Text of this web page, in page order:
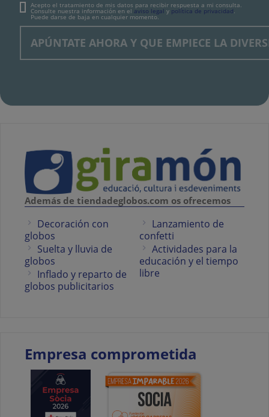
Acepto el tratamiento de mis datos para recibir respuesta a mi consulta.
Consulte nuestra información en el aviso legal y política de privacidad.
Puede darse de baja en cualquier momento.
Además de tiendadeglobos.com os ofrecemos
Decoración con
globos
Suelta y lluvia de
globos
Inflado y reparto de
globos publicitarios
Lanzamiento de
confetti
Actividades para la
educación y el tiempo
libre
Empresa comprometida